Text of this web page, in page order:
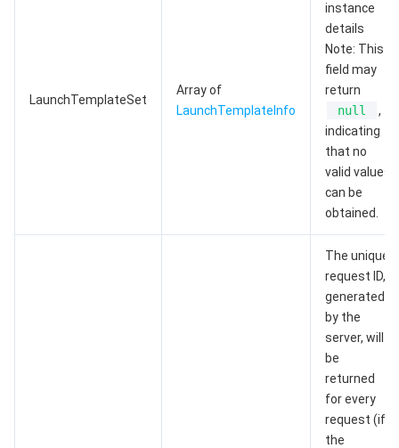
LaunchTemplateSet
Array of
LaunchTemplateInfo
instance
details
Note: This
field may
return
null
,
indicating
that no
valid values
can be
obtained.
The unique
request ID,
generated
by the
server, will
be
returned
for every
request (if
the